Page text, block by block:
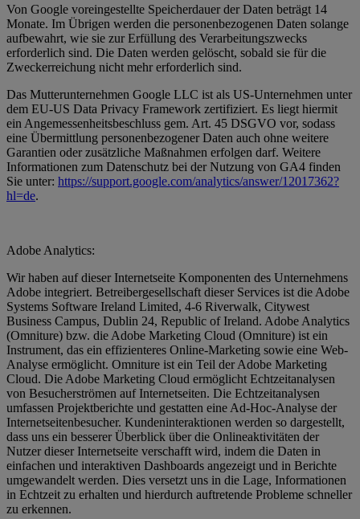
Von Google voreingestellte Speicherdauer der Daten beträgt 14
Monate. Im Übrigen werden die personenbezogenen Daten solange
aufbewahrt, wie sie zur Erfüllung des Verarbeitungszwecks
erforderlich sind. Die Daten werden gelöscht, sobald sie für die
Zweckerreichung nicht mehr erforderlich sind.
Das Mutterunternehmen Google LLC ist als US-Unternehmen unter
dem EU-US Data Privacy Framework zertifiziert. Es liegt hiermit
ein Angemessenheitsbeschluss gem. Art. 45 DSGVO vor, sodass
eine Übermittlung personenbezogener Daten auch ohne weitere
Garantien oder zusätzliche Maßnahmen erfolgen darf. Weitere
Informationen zum Datenschutz bei der Nutzung von GA4 finden
Sie unter: https://support.google.com/analytics/answer/12017362?
hl=de.
Adobe Analytics:
Wir haben auf dieser Internetseite Komponenten des Unternehmens
Adobe integriert. Betreibergesellschaft dieser Services ist die Adobe
Systems Software Ireland Limited, 4-6 Riverwalk, Citywest
Business Campus, Dublin 24, Republic of Ireland. Adobe Analytics
(Omniture) bzw. die Adobe Marketing Cloud (Omniture) ist ein
Instrument, das ein effizienteres Online-Marketing sowie eine Web-
Analyse ermöglicht. Omniture ist ein Teil der Adobe Marketing
Cloud. Die Adobe Marketing Cloud ermöglicht Echtzeitanalysen
von Besucherströmen auf Internetseiten. Die Echtzeitanalysen
umfassen Projektberichte und gestatten eine Ad-Hoc-Analyse der
Internetseitenbesucher. Kundeninteraktionen werden so dargestellt,
dass uns ein besserer Überblick über die Onlineaktivitäten der
Nutzer dieser Internetseite verschafft wird, indem die Daten in
einfachen und interaktiven Dashboards angezeigt und in Berichte
umgewandelt werden. Dies versetzt uns in die Lage, Informationen
in Echtzeit zu erhalten und hierdurch auftretende Probleme schneller
zu erkennen.